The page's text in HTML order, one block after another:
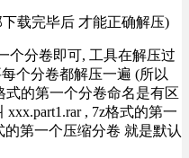
载完毕后 才能正确解压)
个分卷即可, 工具在解压过
个分卷都解压一遍 (所以
式的第一个分卷命名是有区
, 7z格式的第一
的第一个压缩分卷 就是默认